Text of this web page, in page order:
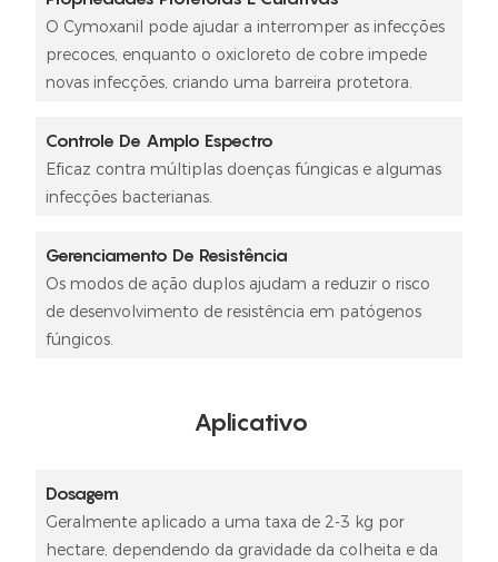
O Cymoxanil pode ajudar a interromper as infecções
precoces, enquanto o oxicloreto de cobre impede
novas infecções, criando uma barreira protetora.
Controle De Amplo Espectro
Eficaz contra múltiplas doenças fúngicas e algumas
infecções bacterianas.
Gerenciamento De Resistência
Os modos de ação duplos ajudam a reduzir o risco
de desenvolvimento de resistência em patógenos
fúngicos.
Aplicativo
Dosagem
Geralmente aplicado a uma taxa de 2-3 kg por
hectare, dependendo da gravidade da colheita e da